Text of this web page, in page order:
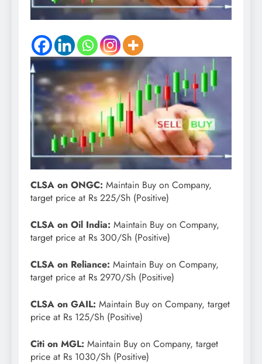
CLSA on ONGC: Maintain Buy on Company,
target price at Rs 225/Sh (Positive)
CLSA on Oil India: Maintain Buy on Company,
target price at Rs 300/Sh (Positive)
CLSA on Reliance: Maintain Buy on Company,
target price at Rs 2970/Sh (Positive)
CLSA on GAIL: Maintain Buy on Company, target
price at Rs 125/Sh (Positive)
Citi on MGL: Maintain Buy on Company, target
price at Rs 1030/Sh (Positive)